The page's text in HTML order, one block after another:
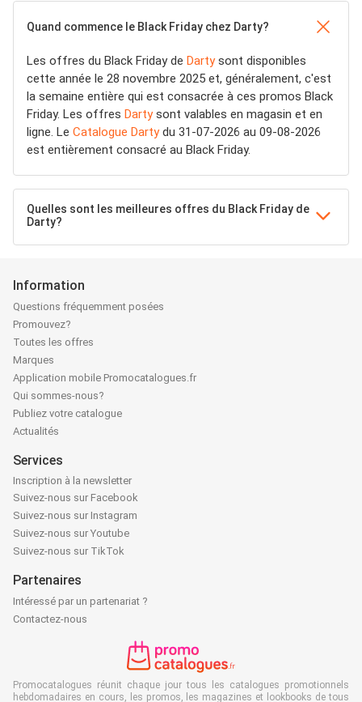
Quand commence le Black Friday chez Darty?
Les offres du Black Friday de Dartysont disponibles
cette année le 28 novembre 2025 et, généralement, c'est
la semaine entière qui est consacrée à ces promos Black
Friday. Les offres Dartysont valables en magasin et en
ligne. Le Catalogue Dartydu 31-07-2026 au 09-08-2026
est entièrement consacré au Black Friday.
Quelles sont les meilleures offres du Black Friday de
Darty?
Information
Questions fréquemment posées
Promouvez?
Toutes les offres
Marques
Application mobile Promocatalogues.fr
Qui sommes-nous?
Publiez votre catalogue
Actualités
Services
Inscription à la newsletter
Suivez-nous sur Facebook
Suivez-nous sur Instagram
Suivez-nous sur Youtube
Suivez-nous sur TikTok
Partenaires
Intéressé par un partenariat ?
Contactez-nous
Promocatalogues réunit chaque jour tous les catalogues promotionnels
hebdomadaires en cours, les promos, les magazines et lookbooks de tous